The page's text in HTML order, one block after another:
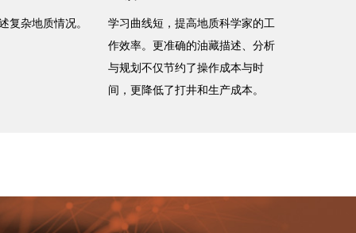
复杂地质情况。
学习曲线短，提高地质科学家的工
作效率。更准确的油藏描述、分析
与规划不仅节约了操作成本与时
间，更降低了打井和生产成本。